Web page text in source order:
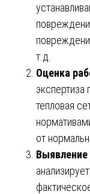
т.д.
Оценка
экспертиза
тепловая
от